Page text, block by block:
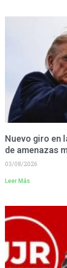
Nuevo giro en
de amenazas
03/08/2026
Leer Más